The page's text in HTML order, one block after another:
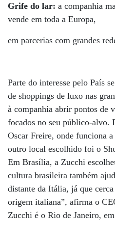
Grife do lar: a companhia
vende em toda a Europa,
em parcerias com grandes
Parte do interesse pelo País
de shoppings de luxo nas
à companhia abrir pontos de
focados no seu público-alvo.
Oscar Freire, onde funciona
outro local escolhido foi o
Em Brasília, a Zucchi
cultura brasileira também
distante da Itália, já que
origem italiana”, afirma o
Zucchi é o Rio de Janeiro,